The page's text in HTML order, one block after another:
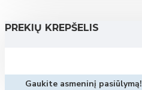
PREKIŲ KREPŠELIS
Gaukite asmeninį pasiūlymą!